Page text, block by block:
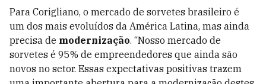
Para Corigliano, o mercado de sorvetes brasileiro é
um dos mais evoluídos da América Latina, mas ainda
precisa de modernização. “Nosso mercado de
sorvetes é 95% de empreendedores que ainda são
novos no setor. Essas expectativas positivas trazem